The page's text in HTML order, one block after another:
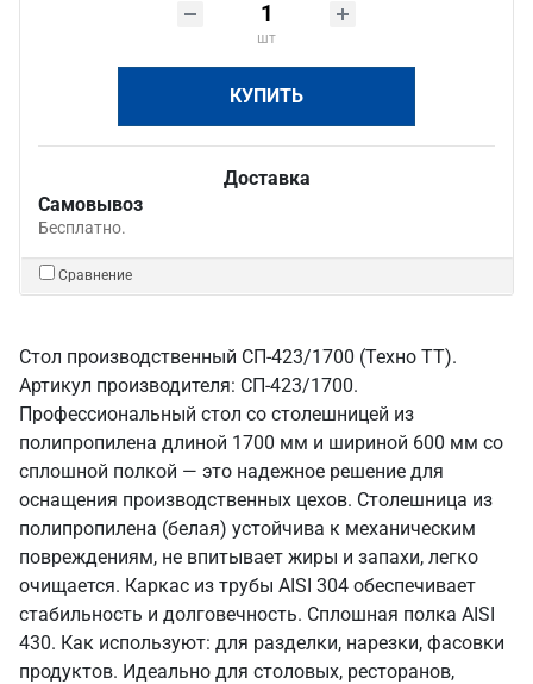
шт
КУПИТЬ
Доставка
Самовывоз
Бесплатно.
Сравнение
Стол производственный СП-423/1700 (Техно ТТ).
Артикул производителя: СП-423/1700.
Профессиональный стол со столешницей из
полипропилена длиной 1700 мм и шириной 600 мм со
сплошной полкой — это надежное решение для
оснащения производственных цехов. Столешница из
полипропилена (белая) устойчива к механическим
повреждениям, не впитывает жиры и запахи, легко
очищается. Каркас из трубы AISI 304 обеспечивает
стабильность и долговечность. Сплошная полка AISI
430. Как используют: для разделки, нарезки, фасовки
продуктов. Идеально для столовых, ресторанов,